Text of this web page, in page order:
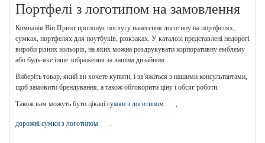
Портфелі з логотипом на замовлення
Компанія Віп Принт пропонує послугу нанесення логотипу на портфелях,
сумках, портфелях для ноутбуків, рюкзаках. У каталозі представлені недорогі
вироби різних кольорів, на яких можна роздрукувати корпоративну емблему
або будь-яке інше зображення за вашим дизайном.
Виберіть товар, який ви хочете купити, і зв'яжіться з нашими консультантами,
щоб замовити брендування, а також обговорити ціну і обсяг роботи.
Також вам можуть бути цікаві сумки з логотипом
дорожні сумки з логотипом